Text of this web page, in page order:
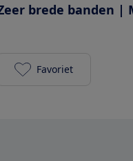
brede banden |
Kalkhoff Image
Favoriet